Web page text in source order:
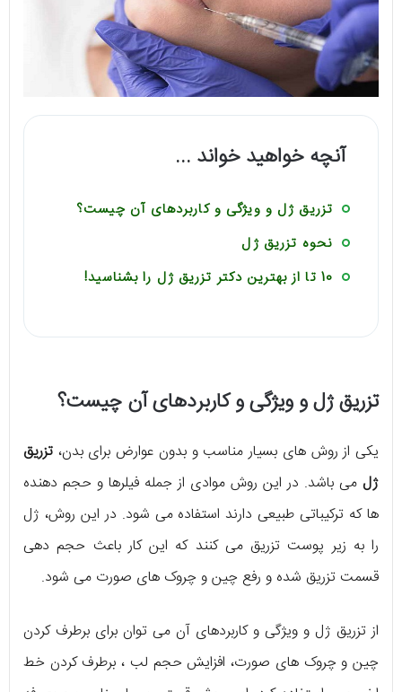
آنچه خواهید خواند ...
تزریق ژل و ویژگی و کاربردهای آن چیست؟
نحوه تزریق ژل
10 تا از بهترین دکتر تزریق ژل را بشناسید!
تزریق ژل و ویژگی و کاربردهای آن چیست؟
یکی از روش های بسیار مناسب و بدون عوارض برای بدن، تزریق
ژل می باشد. در این روش موادی از جمله فیلرها و حجم دهنده
ها که ترکیباتی طبیعی دارند استفاده می شود. در این روش، ژل
را به زیر پوست تزریق می کنند که این کار باعث حجم دهی
قسمت تزریق شده و رفع چین و چروک های صورت می شود.
از تزریق ژل و ویژگی و کاربردهای آن می توان برای برطرف کردن
چین و چروک های صورت، افزایش حجم لب ، برطرف کردن خط